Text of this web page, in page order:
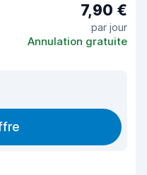
7,90 €
par jour
Annulation gratuite